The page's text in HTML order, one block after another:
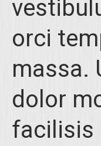
orci
massa.
dolor
facilisis